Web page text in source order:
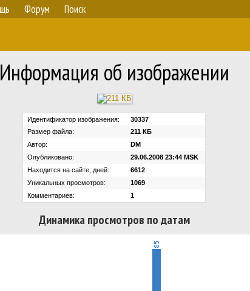
Форум Поиск
Информация об изображении
Идентификатор изображения:
30337
Размер файла:
211 КБ
Автор:
DM
Опубликовано:
29.06.2008 23:44 MSK
Находится на сайте, дней:
6612
Уникальных просмотров:
1069
Комментариев:
1
Динамика просмотров по датам